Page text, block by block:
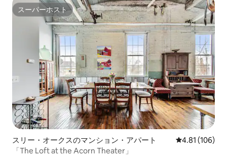
スーパーホスト
スーパーホスト
スリー・オークスのマンション・アパート レビュー106
4.81 (106)
「The Loft at the Acorn Theater」